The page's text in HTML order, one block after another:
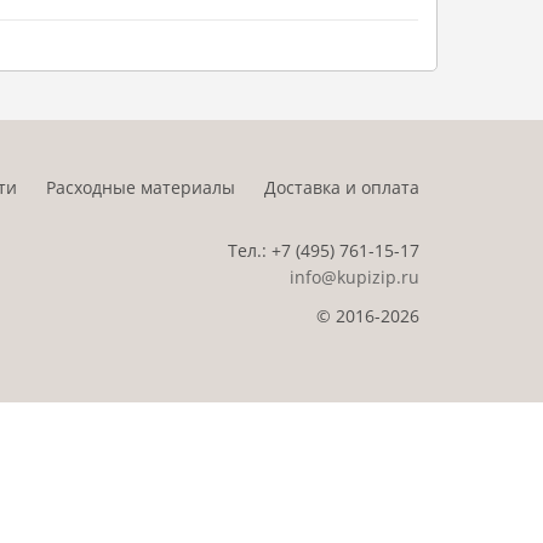
Расходные материалы Доставка и оплата
Тел.: +7 (495) 761-15-17
info@kupizip.ru
© 2016-2026